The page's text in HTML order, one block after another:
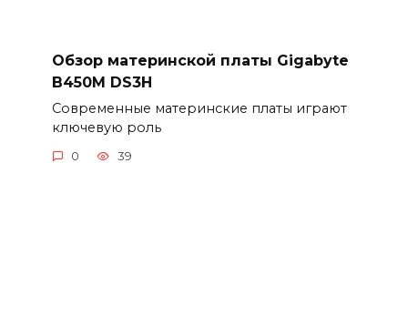
Обзор материнской платы Gigabyte
B450M DS3H
Современные материнские платы играют
ключевую роль
0 39